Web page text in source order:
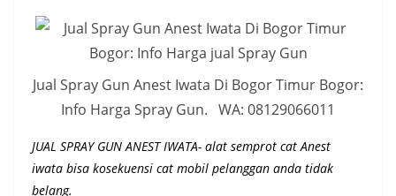
Jual Spray Gun Anest Iwata Di Bogor Timur Bogor:
Info Harga Spray Gun. WA: 08129066011
JUAL SPRAY GUN ANEST IWATA- alat semprot cat Anest
iwata bisa kosekuensi cat mobil pelanggan anda tidak
belang.